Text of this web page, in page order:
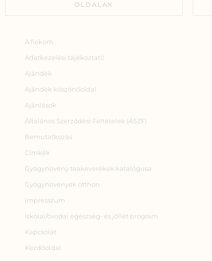
OLDALAK
A fiókom
Adatkezelési tájékoztató
Ajándék
Ajándék köszönőoldal
Ajánlások
Általános Szerződési Feltételek (ÁSZF)
Bemutatkozás
Címkék
Gyógynövény teakeverékek katalógusa
Gyógynövények otthon
Impresszum
Iskolai/óvodai egészség‑ és jóllét program
Kapcsolat
Kezdőoldal